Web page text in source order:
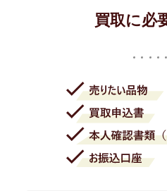
買取に必